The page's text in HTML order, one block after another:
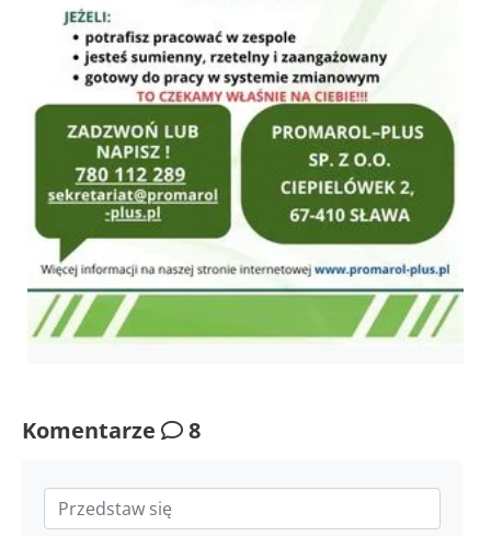
Komentarze 8